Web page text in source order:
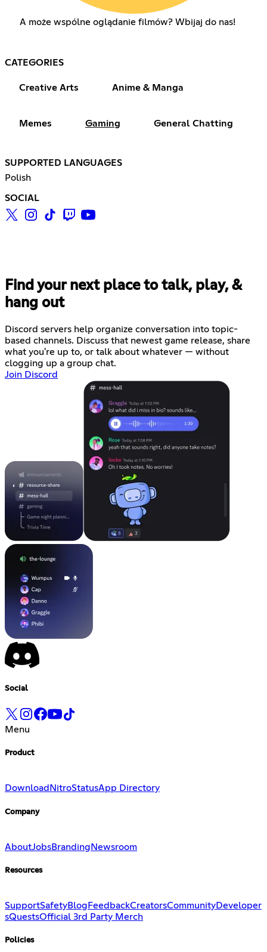
A może wspólne oglądanie filmów? Wbijaj do nas!
CATEGORIES
Creative Arts Anime & Manga
Memes Gaming General Chatting
SUPPORTED LANGUAGES
Polish
SOCIAL
Find your next place to talk, play, &
hang out
Discord servers help organize conversation into topic-
based channels. Discuss that newest game release, share
what you're up to, or talk about whatever — without
clogging up a group chat.
Join Discord
Social
Menu
Product
Download NitroStatusApp Directory
Company
AboutJobsBranding Newsroom
Resources
SupportSafetyBlog FeedbackCreatorsCommunityDeveloper
sQuestsOfficial 3rd Party Merch
Policies